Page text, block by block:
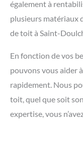
également à
plusieurs matériaux
de toit à Saint-
En fonction de vos
pouvons vous aider
rapidement. Nous
toit, quel que soit
expertise, vous